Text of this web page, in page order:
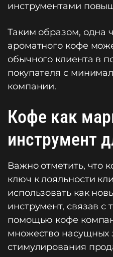
инструментами
Таким образом, одна
ароматного кофе
обычного клиента в
покупателя с
компании.
Кофе как
инструмент
Важно отметить, что
ключ к лояльности
использовать как
инструмент, связав с
помощью кофе
множество насущных
стимулирования